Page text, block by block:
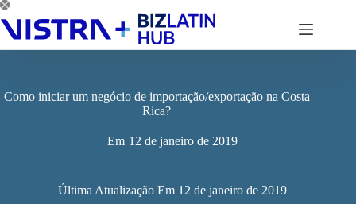
Pular
para
conteúdo
Como iniciar um negócio de importação/exportação na Costa
Rica?
Em 12 de janeiro de 2019
Última Atualização Em 12 de janeiro de 2019